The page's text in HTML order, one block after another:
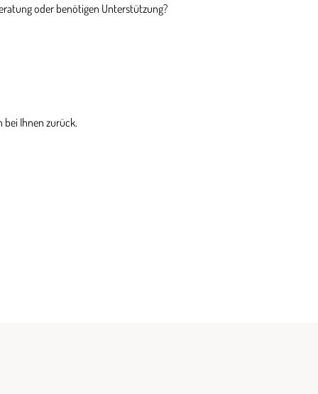
oder benötigen Unterstützung?
Ihnen zurück.